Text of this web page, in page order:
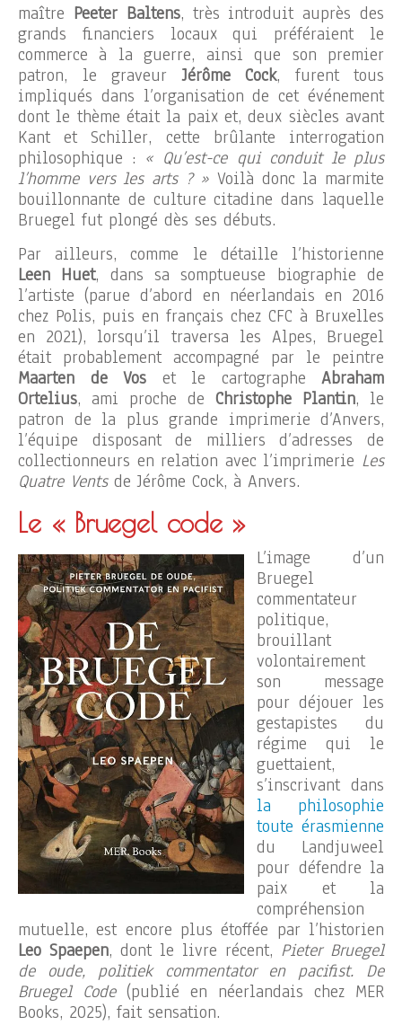
maître Peeter Baltens, très introduit auprès des
grands financiers locaux qui préféraient le
commerce à la guerre, ainsi que son premier
patron, le graveurJérôme Cock, furent tous
impliqués dans l’organisation de cet événement
dont le thème était la paix et, deux siècles avant
Kant et Schiller, cette brûlante interrogation
philosophique : « Qu’est-ce qui conduit le plus
l’homme vers les arts ? » Voilà donc la marmite
bouillonnante de culture citadine dans laquelle
Bruegel fut plongé dès ses débuts.
Par ailleurs, comme le détaille l’historienne
Leen Huet, dans sa somptueuse biographie de
l’artiste (parue d’abord en néerlandais en 2016
chez Polis, puis en français chez CFC à Bruxelles
en 2021), lorsqu’il traversa les Alpes, Bruegel
était probablement accompagné par le peintre
Maarten de Vos et le cartographe Abraham
Ortelius, ami proche de Christophe Plantin, le
patron de la plus grande imprimerie d’Anvers,
l’équipe disposant de milliers d’adresses de
collectionneurs en relation avec l’imprimerie Les
Quatre Ventsde Jérôme Cock, à Anvers.
Le « Bruegel code »
L’image d’un
Bruegel
commentateur
politique,
brouillant
volontairement
son message
pour déjouer les
gestapistes du
régime qui le
guettaient,
s’inscrivant dans
la philosophie
toute érasmienne
du Landjuweel
pour défendre la
paix et la
compréhension
mutuelle, est encore plus étoffée par l’historien
Leo Spaepen, dont le livre récent, Pieter Bruegel
de oude, politiek commentator en pacifist. De
Bruegel Code(publié en néerlandais chez MER
Books, 2025), fait sensation.